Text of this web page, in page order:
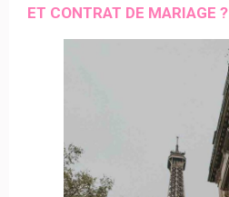
ET CONTRAT DE MARIAGE ?